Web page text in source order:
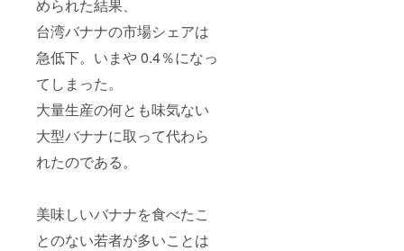
められた結果、
台湾バナナの市場シェアは
急低下。いまや 0.4％になっ
てしまった。
大量生産の何とも味気ない
大型バナナに取って代わら
れたのである。
美味しいバナナを食べたこ
とのない若者が多いことは